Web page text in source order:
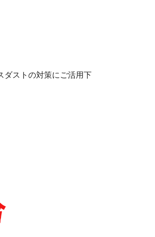
ダストの対策にご活用下